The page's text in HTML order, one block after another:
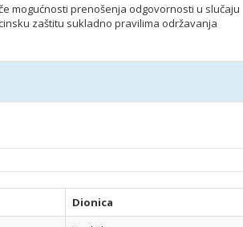
mogućnosti prenošenja odgovornosti u slučaju
zaštitu sukladno pravilima održavanja
Dionica